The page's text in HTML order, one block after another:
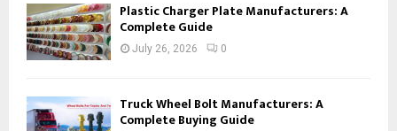
Plastic Charger Plate Manufacturers: A
Complete Guide
July 26, 2026 0
Truck Wheel Bolt Manufacturers: A
Complete Buying Guide